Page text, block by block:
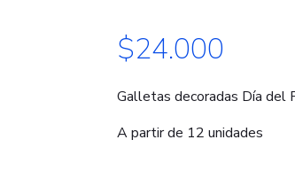
3.00de
5 en
base a
de un
$24.000
Galletas decoradas Día del
A partir de 12 unidades